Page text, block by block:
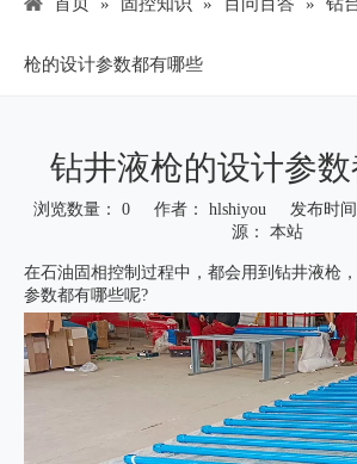
枪的设计参数都有哪些
钻井液枪的设计参
浏览数量： 0作者： hlshiyou 发布时
源： 本站
["wechat","weibo","qzone","douban","email"]
在石油固相控制过程中，都会用到钻井液枪
参数都有哪些呢?